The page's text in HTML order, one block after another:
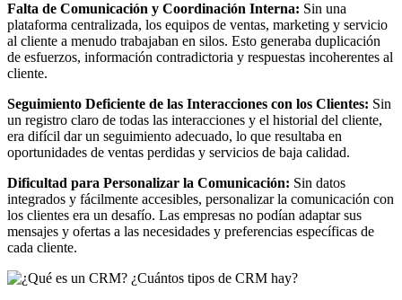
Falta de Comunicación y Coordinación Interna: Sin una
plataforma centralizada, los equipos de ventas, marketing y servicio
al cliente a menudo trabajaban en silos. Esto generaba duplicación
de esfuerzos, información contradictoria y respuestas incoherentes al
cliente.
Seguimiento Deficiente de las Interacciones con los Clientes: Sin
un registro claro de todas las interacciones y el historial del cliente,
era difícil dar un seguimiento adecuado, lo que resultaba en
oportunidades de ventas perdidas y servicios de baja calidad.
Dificultad para Personalizar la Comunicación: Sin datos
integrados y fácilmente accesibles, personalizar la comunicación con
los clientes era un desafío. Las empresas no podían adaptar sus
mensajes y ofertas a las necesidades y preferencias específicas de
cada cliente.